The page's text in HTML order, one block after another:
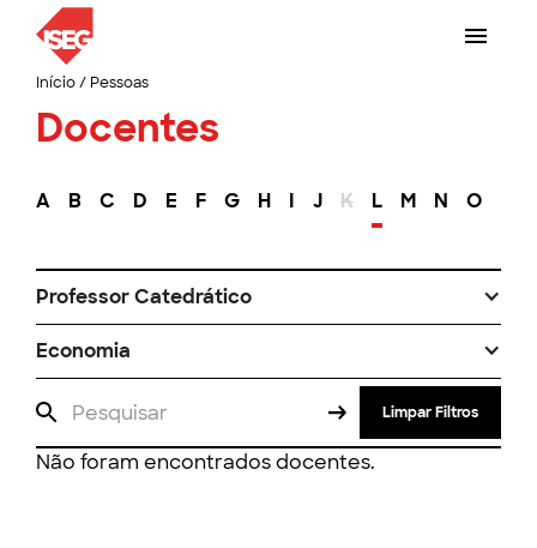
Início/ Pessoas
Docentes
A B C D E F G H I J K L M N O
Professor Catedrático
Economia
Limpar Filtros
Não foram encontrados docentes.